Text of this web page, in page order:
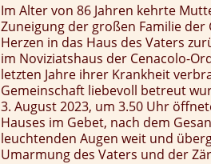
Im Alter von 86 Jahren kehrte
Zuneigung der großen Familie
Herzen in das Haus des Vaters
im Noviziatshaus der Cenacolo-
letzten Jahre ihrer Krankheit
Gemeinschaft liebevoll betreut
3. August 2023, um 3.50 Uhr
Hauses im Gebet, nach dem
leuchtenden Augen weit und
Umarmung des Vaters und der